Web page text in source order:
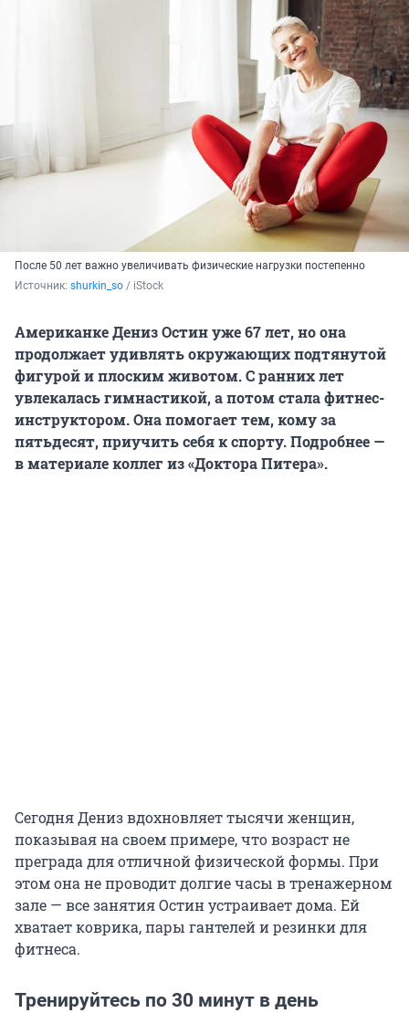
После 50 лет важно увеличивать физические нагрузки постепенно
Источник: shurkin_so / iStock
Американке Дениз Остин уже 67 лет, но она
продолжает удивлять окружающих подтянутой
фигурой и плоским животом. С ранних лет
увлекалась гимнастикой, а потом стала фитнес-
инструктором. Она помогает тем, кому за
пятьдесят, приучить себя к спорту. Подробнее —
в материале коллег из «Доктора Питера».
Сегодня Дениз вдохновляет тысячи женщин,
показывая на своем примере, что возраст не
преграда для отличной физической формы. При
этом она не проводит долгие часы в тренажерном
зале — все занятия Остин устраивает дома. Ей
хватает коврика, пары гантелей и резинки для
фитнеса.
Тренируйтесь по 30 минут в день